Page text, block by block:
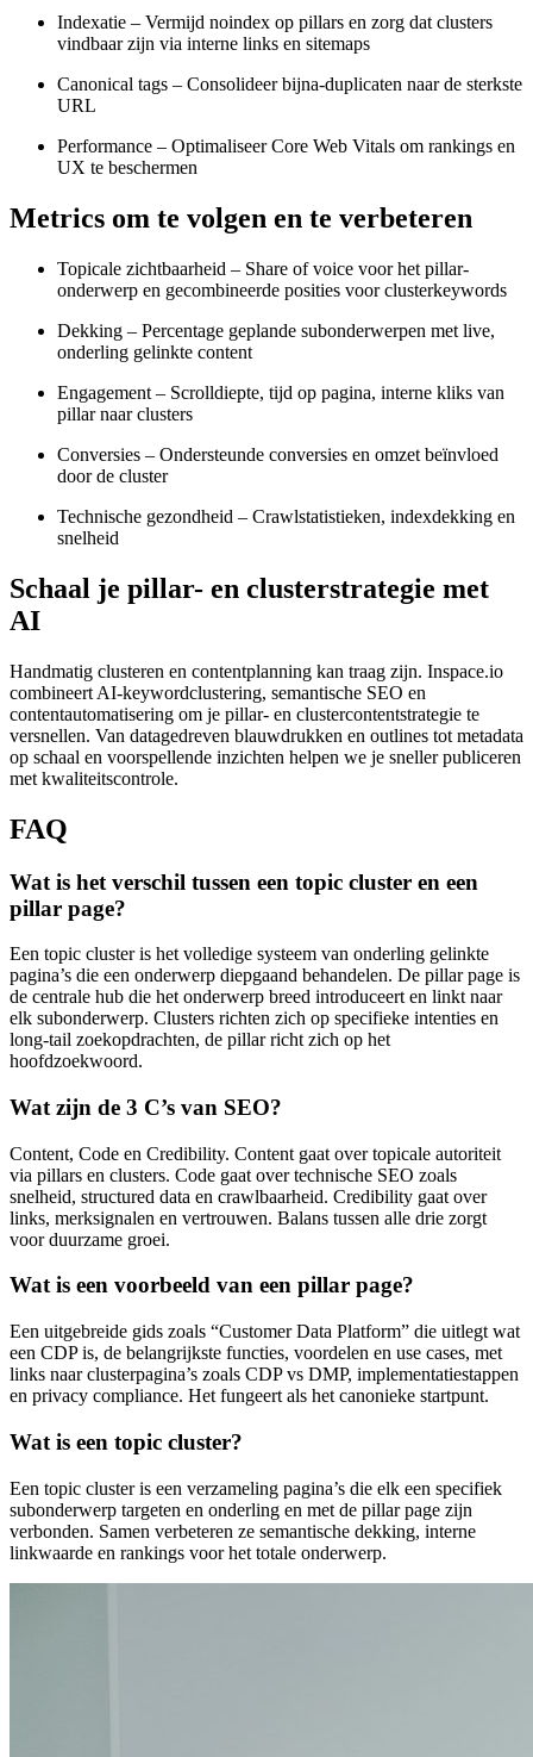
Indexatie – Vermijd noindex op pillars en zorg dat clusters
vindbaar zijn via interne links en sitemaps
Canonical tags – Consolideer bijna-duplicaten naar de sterkste
URL
Performance – Optimaliseer Core Web Vitals om rankings en
UX te beschermen
Metrics om te volgen en te verbeteren
Topicale zichtbaarheid – Share of voice voor het pillar-
onderwerp en gecombineerde posities voor clusterkeywords
Dekking – Percentage geplande subonderwerpen met live,
onderling gelinkte content
Engagement – Scrolldiepte, tijd op pagina, interne kliks van
pillar naar clusters
Conversies – Ondersteunde conversies en omzet beïnvloed
door de cluster
Technische gezondheid – Crawlstatistieken, indexdekking en
snelheid
Schaal je pillar- en clusterstrategie met
AI
Handmatig clusteren en contentplanning kan traag zijn. Inspace.io
combineert AI-keywordclustering, semantische SEO en
contentautomatisering om je pillar- en clustercontentstrategie te
versnellen. Van datagedreven blauwdrukken en outlines tot metadata
op schaal en voorspellende inzichten helpen we je sneller publiceren
met kwaliteitscontrole.
FAQ
Wat is het verschil tussen een topic cluster en een
pillar page?
Een topic cluster is het volledige systeem van onderling gelinkte
pagina’s die een onderwerp diepgaand behandelen. De pillar page is
de centrale hub die het onderwerp breed introduceert en linkt naar
elk subonderwerp. Clusters richten zich op specifieke intenties en
long-tail zoekopdrachten, de pillar richt zich op het
hoofdzoekwoord.
Wat zijn de 3 C’s van SEO?
Content, Code en Credibility. Content gaat over topicale autoriteit
via pillars en clusters. Code gaat over technische SEO zoals
snelheid, structured data en crawlbaarheid. Credibility gaat over
links, merksignalen en vertrouwen. Balans tussen alle drie zorgt
voor duurzame groei.
Wat is een voorbeeld van een pillar page?
Een uitgebreide gids zoals “Customer Data Platform” die uitlegt wat
een CDP is, de belangrijkste functies, voordelen en use cases, met
links naar clusterpagina’s zoals CDP vs DMP, implementatiestappen
en privacy compliance. Het fungeert als het canonieke startpunt.
Wat is een topic cluster?
Een topic cluster is een verzameling pagina’s die elk een specifiek
subonderwerp targeten en onderling en met de pillar page zijn
verbonden. Samen verbeteren ze semantische dekking, interne
linkwaarde en rankings voor het totale onderwerp.